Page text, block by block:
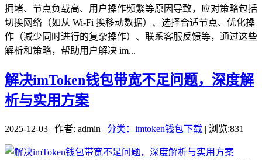
拥堵、节点负载高、用户操作频繁等原因导致，应对策略包括
切换网络（如从 Wi-Fi 换移动数据）、选择合适节点、优化操
作（减少同时进行的复杂操作）、联系客服反馈等，通过这些
解析和策略，帮助用户解决 im...
解决imToken钱包带宽不足问题，深度解
析与实用方案
2025-12-03 | 作者: admin | 分类：imtoken钱包下载 | 浏览:831